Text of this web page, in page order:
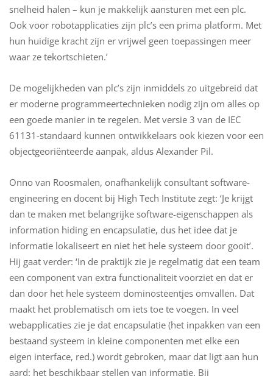
snelheid halen – kun je makkelijk aansturen met een plc.
Ook voor robotapplicaties zijn plc’s een prima platform. Met
hun huidige kracht zijn er vrijwel geen toepassingen meer
waar ze tekortschieten.’
De mogelijkheden van plc’s zijn inmiddels zo uitgebreid dat
er moderne programmeertechnieken nodig zijn om alles op
een goede manier in te regelen. Met versie 3 van de IEC
61131-standaard kunnen ontwikkelaars ook kiezen voor een
objectgeoriënteerde aanpak, aldus Alexander Pil.
Onno van Roosmalen, onafhankelijk consultant software-
engineering en docent bij High Tech Institute zegt: ‘Je krijgt
dan te maken met belangrijke software-eigenschappen als
information hiding en encapsulatie, dus het idee dat je
informatie lokaliseert en niet het hele systeem door gooit’.
Hij gaat verder: ‘In de praktijk zie je regelmatig dat een team
een component van extra functionaliteit voorziet en dat er
dan door het hele systeem dominosteentjes omvallen. Dat
maakt het problematisch om iets toe te voegen. In veel
webapplicaties zie je dat encapsulatie (het inpakken van een
bestaand systeem in kleine componenten met elke een
eigen interface, red.) wordt gebroken, maar dat ligt aan hun
aard: het beschikbaar stellen van informatie. Bij